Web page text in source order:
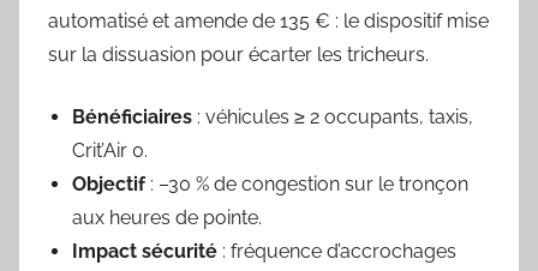
automatisé et amende de 135 € : le dispositif mise
sur la dissuasion pour écarter les tricheurs.
Bénéficiaires : véhicules ≥ 2 occupants, taxis,
Crit’Air 0.
Objectif: –30 % de congestion sur le tronçon
aux heures de pointe.
Impact sécurité : fréquence d’accrochages